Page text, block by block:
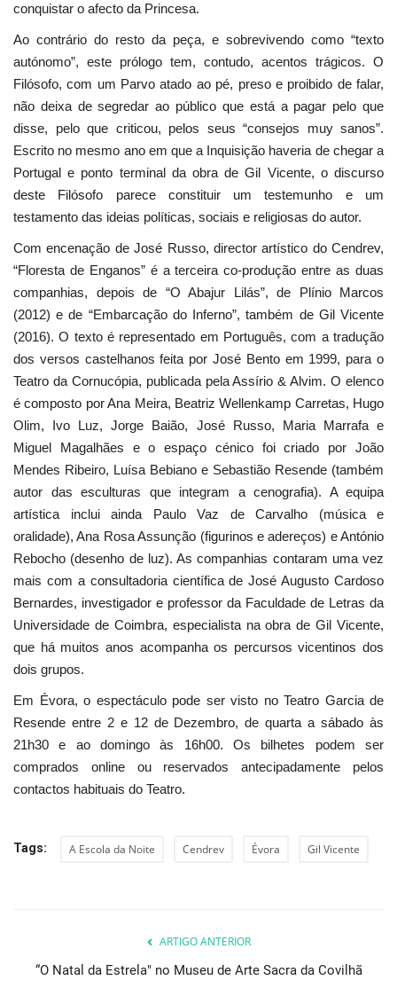
conquistar o afecto da Princesa.
Ao contrário do resto da peça, e sobrevivendo como “texto
autónomo”, este prólogo tem, contudo, acentos trágicos. O
Filósofo, com um Parvo atado ao pé, preso e proibido de falar,
não deixa de segredar ao público que está a pagar pelo que
disse, pelo que criticou, pelos seus “consejos muy sanos”.
Escrito no mesmo ano em que a Inquisição haveria de chegar a
Portugal e ponto terminal da obra de Gil Vicente, o discurso
deste Filósofo parece constituir um testemunho e um
testamento das ideias políticas, sociais e religiosas do autor.
Com encenação de José Russo, director artístico do Cendrev,
“Floresta de Enganos” é a terceira co-produção entre as duas
companhias, depois de “O Abajur Lilás”, de Plínio Marcos
(2012) e de “Embarcação do Inferno”, também de Gil Vicente
(2016). O texto é representado em Português, com a tradução
dos versos castelhanos feita por José Bento em 1999, para o
Teatro da Cornucópia, publicada pela Assírio & Alvim. O elenco
é composto por Ana Meira, Beatriz Wellenkamp Carretas, Hugo
Olim, Ivo Luz, Jorge Baião, José Russo, Maria Marrafa e
Miguel Magalhães e o espaço cénico foi criado por João
Mendes Ribeiro, Luísa Bebiano e Sebastião Resende (também
autor das esculturas que integram a cenografia). A equipa
artística inclui ainda Paulo Vaz de Carvalho (música e
oralidade), Ana Rosa Assunção (figurinos e adereços) e António
Rebocho (desenho de luz). As companhias contaram uma vez
mais com a consultadoria científica de José Augusto Cardoso
Bernardes, investigador e professor da Faculdade de Letras da
Universidade de Coimbra, especialista na obra de Gil Vicente,
que há muitos anos acompanha os percursos vicentinos dos
dois grupos.
Em Évora, o espectáculo pode ser visto no Teatro Garcia de
Resende entre 2 e 12 de Dezembro, de quarta a sábado às
21h30 e ao domingo às 16h00. Os bilhetes podem ser
comprados online ou reservados antecipadamente pelos
contactos habituais do Teatro.
Tags: A Escola da Noite Cendrev Évora Gil Vicente
ARTIGO ANTERIOR
“O Natal da Estrela" no Museu de Arte Sacra da Covilhã